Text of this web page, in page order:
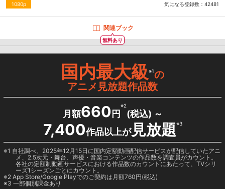
1080p 気になる登録数： 42481
無料あり
関連ブック
国内最大級※1の
アニメ見放題作品数
月額660 円
※2
(税込) ～
7,400作品以上が見放題※3
1 自社調べ。2025年12月15日に国内定額動画配信サービスが配信していたアニ
メ、2.5次元・舞台、声優・音楽コンテンツの作品数を調査員がカウント。
各社の定額制動画サービスにおける作品数のカウントにあたって、TVシリ
ーズ1シーズンごとにカウント。
2 App Store/Google Playでのご契約は月額760円(税込)
3 一部個別課金あり